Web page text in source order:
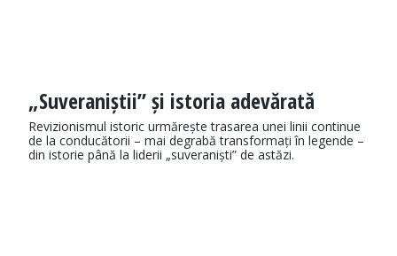
„Suveraniștii” și istoria adevărată
Revizionismul istoric urmărește trasarea unei linii continue
de la conducătorii – mai degrabă transformați în legende –
din istorie până la liderii „suveraniști” de astăzi.